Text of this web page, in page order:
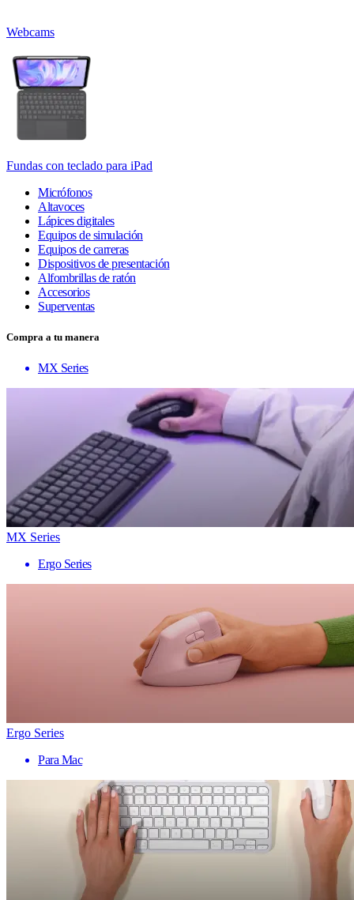
Webcams
Fundas con teclado para iPad
Micrófonos
Altavoces
Lápices digitales
Equipos de simulación
Equipos de carreras
Dispositivos de presentación
Alfombrillas de ratón
Accesorios
Superventas
Compra a tu manera
MX Series
MX Series
Ergo Series
Ergo Series
Para Mac